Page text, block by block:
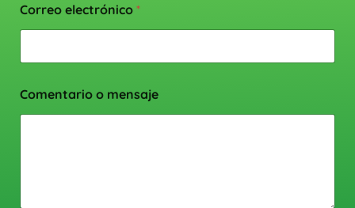
Correo electrónico *
Comentario o mensaje